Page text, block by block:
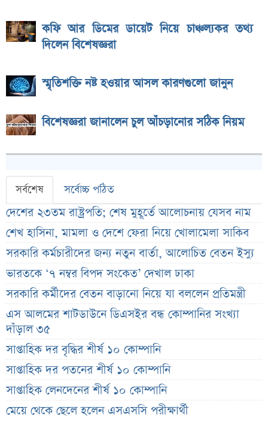
কফি আর ডিমের ডায়েট নিয়ে চাঞ্চল্যকর তথ্য
দিলেন বিশেষজ্ঞরা
স্মৃতিশক্তি নষ্ট হওয়ার আসল কারণগুলো জানুন
বিশেষজ্ঞরা জানালেন চুল আঁচড়ানোর সঠিক নিয়ম
সর্বশেষ সর্বোচ্চ পঠিত
দেশের ২৩তম রাষ্ট্রপতি; শেষ মুহূর্তে আলোচনায় যেসব নাম
শেখ হাসিনা, মামলা ও দেশে ফেরা নিয়ে খোলামেলা সাকিব
সরকারি কর্মচারীদের জন্য নতুন বার্তা, আলোচিত বেতন ইস্যু
ভারতকে ‘৭ নম্বর বিপদ সংকেত’ দেখাল ঢাকা
সরকারি কর্মীদের বেতন বাড়ানো নিয়ে যা বললেন প্রতিমন্ত্রী
এস আলমের শাটডাউনে ডিএসইর বন্ধ কোম্পানির সংখ্যা
দাঁড়াল ৩৫
সাপ্তাহিক দর বৃদ্ধির শীর্ষ ১০ কোম্পানি
সাপ্তাহিক দর পতনের শীর্ষ ১০ কোম্পানি
সাপ্তাহিক লেনদেনের শীর্ষ ১০ কোম্পানি
মেয়ে থেকে ছেলে হলেন এসএসসি পরীক্ষার্থী